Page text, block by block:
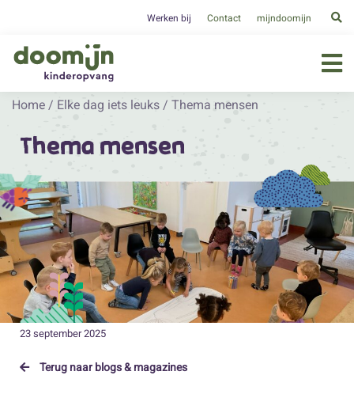
Werken bij Contact mijndoomijn
Home / Elke dag iets leuks / Thema mensen
Thema mensen
23 september 2025
Terug naar blogs & magazines